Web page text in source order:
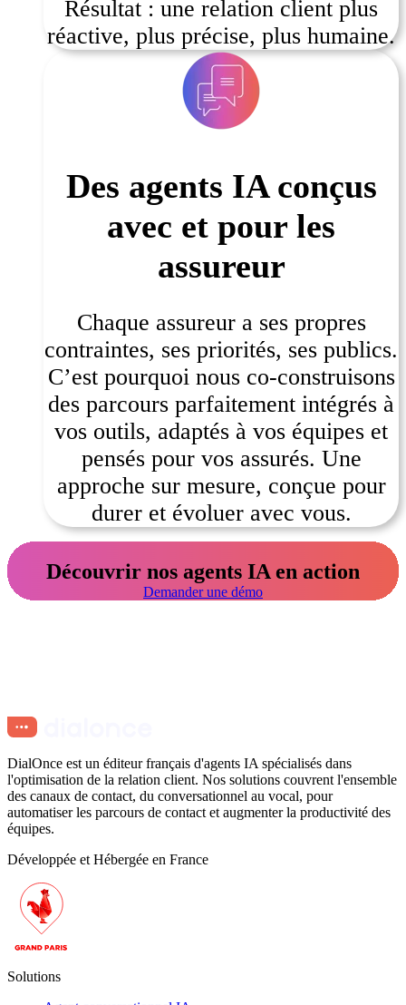
Résultat : une relation client plus
réactive, plus précise, plus humaine.
Des agents IA conçus
avec et pour les
assureur
Chaque assureur a ses propres
contraintes, ses priorités, ses publics.
C’est pourquoi nous co-construisons
des parcours parfaitement intégrés à
vos outils, adaptés à vos équipes et
pensés pour vos assurés. Une
approche sur mesure, conçue pour
durer et évoluer avec vous.
Découvrir nos agents IA en action
Demander une démo
DialOnce est un éditeur français d'agents IA spécialisés dans
l'optimisation de la relation client. Nos solutions couvrent l'ensemble
des canaux de contact, du conversationnel au vocal, pour
automatiser les parcours de contact et augmenter la productivité des
équipes.
Développée et Hébergée en France
Solutions